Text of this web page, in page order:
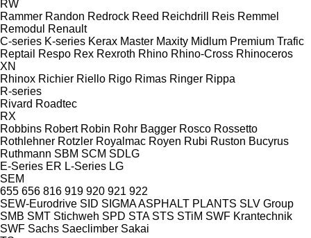
RW
Rammer Randon Redrock Reed Reichdrill Reis Remmel
Remodul
Renault
C-series K-series Kerax Master Maxity Midlum Premium Trafic
Reptail
Respo Rex Rexroth Rhino Rhino-Cross Rhinoceros
XN
Rhinox Richier Riello Rigo Rimas Ringer Rippa
R-series
Rivard Roadtec
RX
Robbins Robert Robin Rohr Bagger Rosco Rossetto
Rothlehner Rotzler Royalmac Royen Rubi Ruston Bucyrus
Ruthmann SBM SCM SDLG
E-Series ER L-Series LG
SEM
655 656 816 919 920 921 922
SEW-Eurodrive SID SIGMA ASPHALT PLANTS SLV Group
SMB SMT Stichweh SPD STA STS STiM SWF Krantechnik
SWF Sachs Saeclimber Sakai